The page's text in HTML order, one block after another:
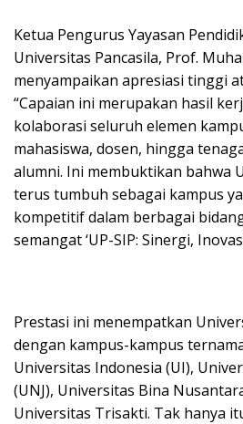
Ketua Pengurus Yayasan
Universitas Pancasila, Prof.
menyampaikan apresiasi tinggi
“Capaian ini merupakan hasil
kolaborasi seluruh elemen
mahasiswa, dosen, hingga
alumni. Ini membuktikan bahwa
terus tumbuh sebagai kampus
kompetitif dalam berbagai
semangat ‘UP-SIP: Sinergi,
Prestasi ini menempatkan
dengan kampus-kampus
Universitas Indonesia (UI),
(UNJ), Universitas Bina
Universitas Trisakti. Tak hanya